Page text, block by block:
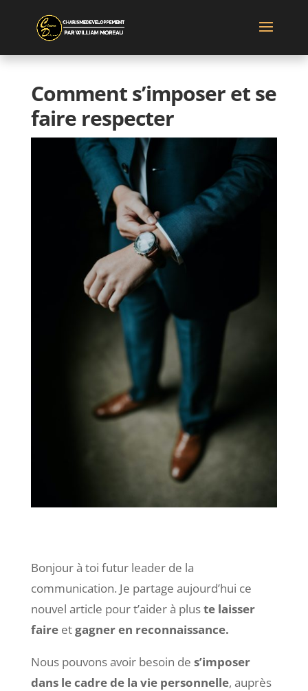
Comment s’imposer et se
faire respecter
Bonjour à toi futur leader de la
communication. Je partage aujourd’hui ce
nouvel article pour t’aider à pluste laisser
faireetgagner en reconnaissance.
Nous pouvons avoir besoin de s’imposer
dans le cadre de la vie personnelle, auprès